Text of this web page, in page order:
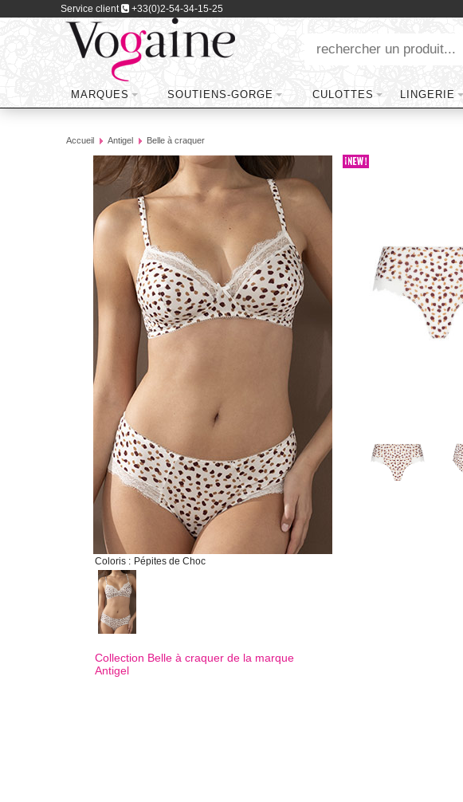
Service client +33(0)2-54-34-15-25
MARQUES SOUTIENS-GORGE CULOTTES LINGERIE
Accueil Antigel Belle à craquer
Coloris : Pépites de Choc
Collection Belle à craquer de la marque
Antigel